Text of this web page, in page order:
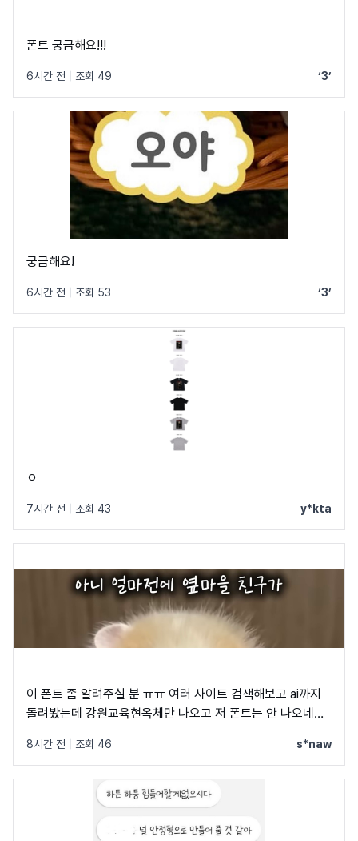
폰트 궁금해요!!!
6시간 전 조회 49 ‘3’
궁금해요!
6시간 전 조회 53 ‘3’
ㅇ
7시간 전 조회 43 y*kta
이 폰트 좀 알려주실 분 ㅠㅠ 여러 사이트 검색해보고 ai까지
돌려봤는데 강원교육현옥체만 나오고 저 폰트는 안 나오네요
8시간 전 조회 46 s*naw